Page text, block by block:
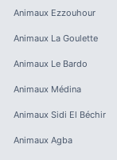
Animaux Ezzouhour
Animaux La Goulette
Animaux Le Bardo
Animaux Médina
Animaux Sidi El Béchir
Animaux Agba